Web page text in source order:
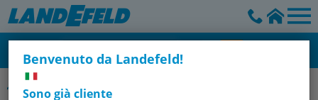
Benvenuto da Landefeld!
Sono già cliente
SMC